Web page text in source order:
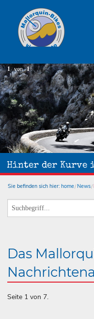
Hinter der Kurve
1 von 1
Sie befinden sich hier: home News
Das
Seite 1 von 7.